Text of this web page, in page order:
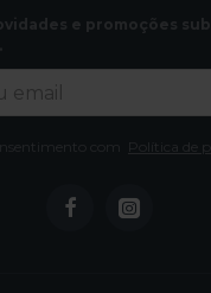
e promoções
com Política de